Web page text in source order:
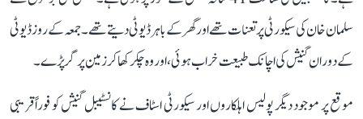
سلمان خان کی سیکورٹی پر تعنات تھے اور گھر کے باہر ڈیوٹی دیتے تھے۔ جمعہ کے روز ڈیوٹی
کے دوران گنیش کی اچانک طبیعت خراب ہوئی، اور وہ چکر کھا کر زمین پر گر پڑے۔
موقع پر موجود دیگر پولیس اہلکاروں اور سیکورٹی اسٹاف نے کانسٹیبل گنیش کو فوراً قریبی